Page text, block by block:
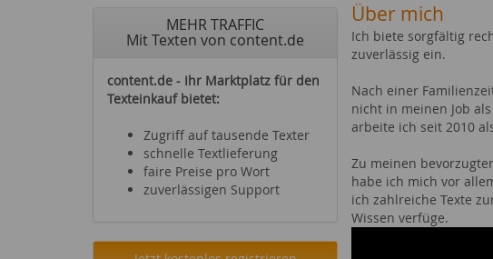
MEHR TRAFFIC
Mit Texten von content.de
content.de - Ihr Marktplatz für den
Texteinkauf bietet:
Zugriff auf tausende Texter
schnelle Textlieferung
faire Preise pro Wort
zuverlässigen Support
Über mich
Ich biete sorgfältig
zuverlässig ein.
Nach einer
nicht in meinen Job
Zu meinen
habe ich mich vor
ich zahlreiche Texte
Wissen verfüge.